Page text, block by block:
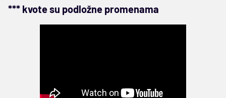
*** kvote su podložne promenama